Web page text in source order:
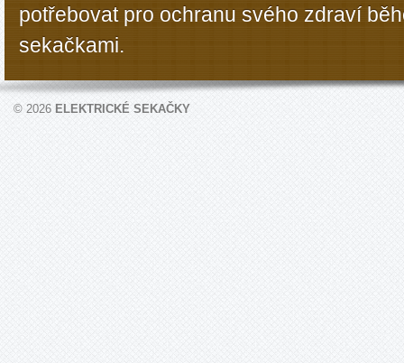
potřebovat pro ochranu svého zdraví
sekačkami.
© 2026 ELEKTRICKÉ SEKAČKY